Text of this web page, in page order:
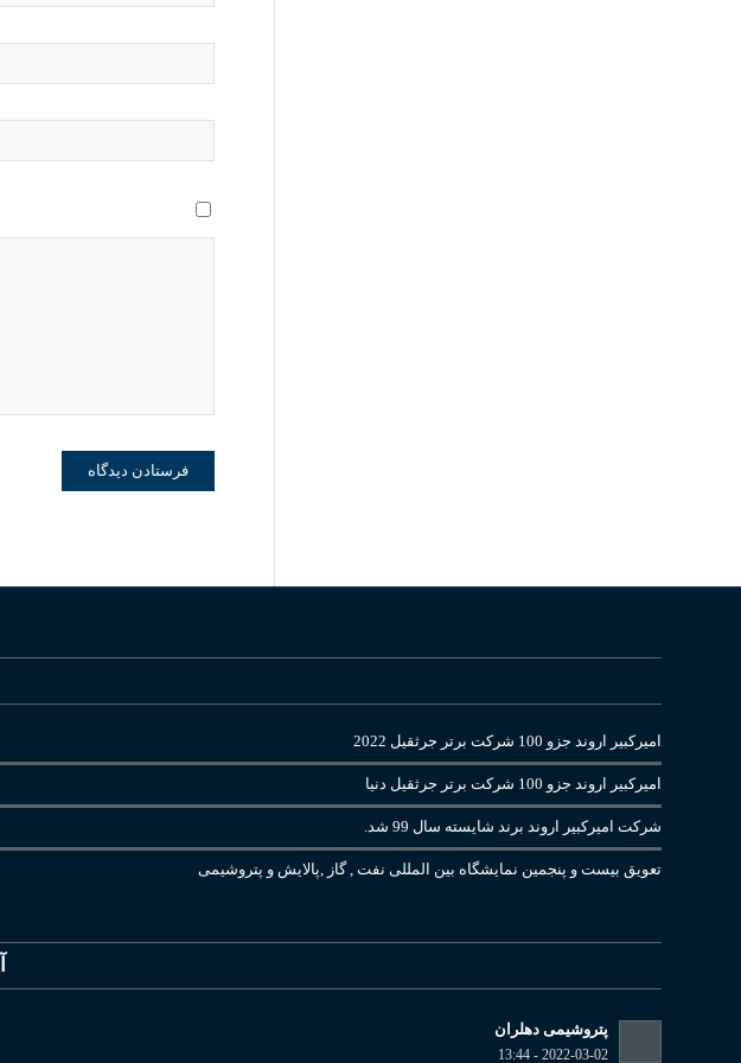
امیرکبیر اروند جزو 100 شرکت برتر جرثقیل 2022
امیرکبیر اروند جزو 100 شرکت برتر جرثقیل دنیا
شرکت امیرکبیر اروند برند شایسته سال 99 شد.
تعویق بیست و پنجمین نمایشگاه بین المللی نفت , گاز ,پالایش و پتروشیمی
پتروشیمی دهلران
2022-03-02 - 13:44